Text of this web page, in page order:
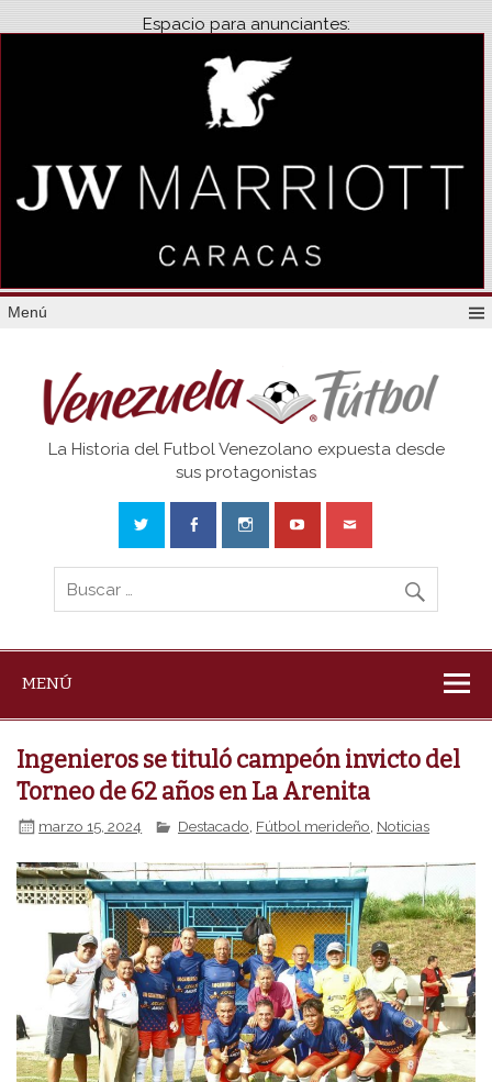
Espacio para anunciantes:
Menú
Venezuela
La Historia del Futbol Venezolano expuesta desde
sus protagonistas
MENÚ
Ingenieros se tituló campeón invicto del
Torneo de 62 años en La Arenita
marzo 15, 2024 Destacado Fútbol merideño Noticias